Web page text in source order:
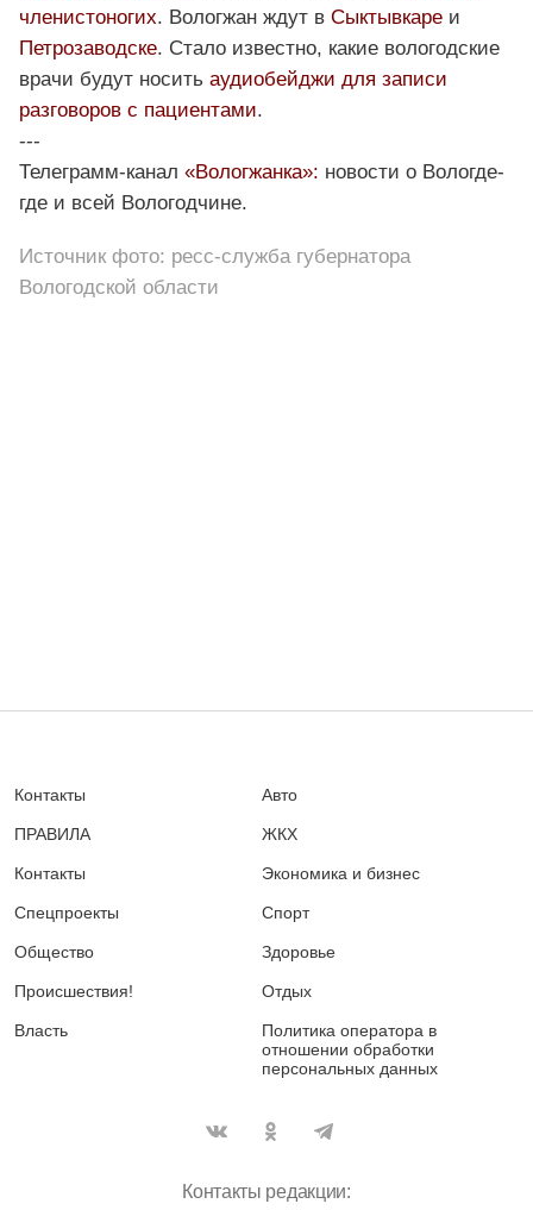
членистоногих. Вологжан ждут в Сыктывкаре и
Петрозаводске. Стало известно, какие вологодские
врачи будут носить аудиобейджи для записи
разговоров с пациентами.
---
Телеграмм-канал «Вологжанка»: новости о Вологде-
где и всей Вологодчине.
Источник фото: ресс-служба губернатора
Вологодской области
Контакты
ПРАВИЛА
Контакты
Спецпроекты
Общество
Происшествия!
Власть
Авто
ЖКХ
Экономика и бизнес
Спорт
Здоровье
Отдых
Политика оператора в
отношении обработки
персональных данных
Контакты редакции: